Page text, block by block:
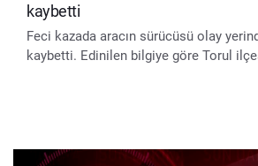
kaybetti
Feci kazada aracın sürücüsü olay
kaybetti. Edinilen bilgiye göre Torul